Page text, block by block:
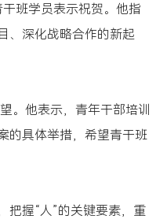
班学员表示祝贺。他指
、深化战略合作的新起
。他表示，青年干部培训
的具体举措，希望青干班
把握“人”的关键要素，重